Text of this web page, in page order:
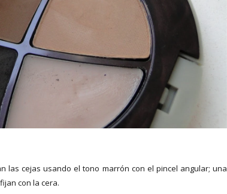
las cejas usando el tono marrón con el pincel angular; una
con la cera.